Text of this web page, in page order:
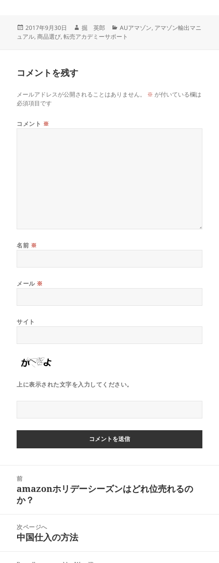
投
稿
2017年9月30日
作
成
掘 英郎
カ
テ
AUアマゾン, アマゾン輸出マニ
ュアル,商品選び,転売アカデミーサポート
コメントを残す
メールアドレスが公開されることはありません。 ※ が付いている欄は
必須項目です
コメント ※
名前 ※
メール ※
サイト
上に表示された文字を入力してください。
前
前
の
稿:
amazonホリデーシーズンはどれ位売れるの
か？
次ページへ
次
投
中国仕入の方法